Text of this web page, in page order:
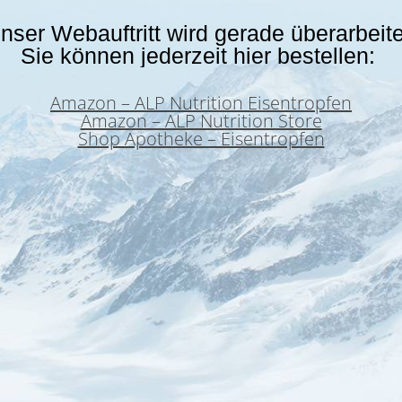
Webauftritt wird gerade
Sie können jederzeit hier bestellen:
Amazon – ALP Nutrition Eisentropfen
Amazon – ALP Nutrition Store
Shop Apotheke – Eisentropfen